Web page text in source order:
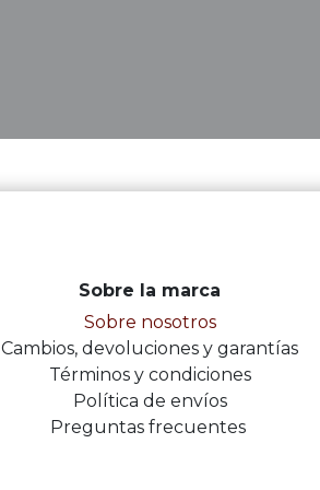
Sobre la marca
Sobre nosotros
Cambios, devoluciones y garantías
Términos y condiciones
Política de envíos
Preguntas frecuentes